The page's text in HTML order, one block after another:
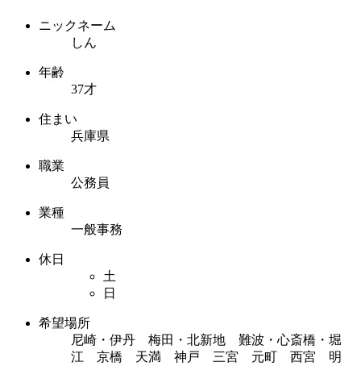
ニックネーム
しん
年齢
37才
住まい
兵庫県
職業
公務員
業種
一般事務
休日
土
日
希望場所
尼崎・伊丹 梅田・北新地 難波・心斎橋・堀
江 京橋 天満 神戸 三宮 元町 西宮 明